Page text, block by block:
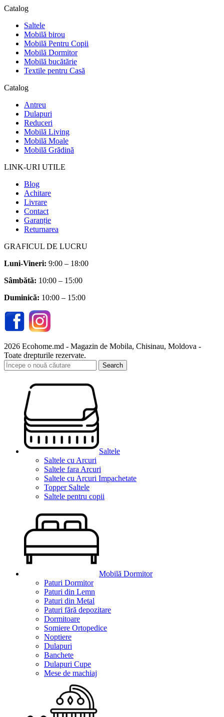
Catalog
Saltele
Mobilă birou
Mobilă Pentru Copii
Mobilă Dormitor
Mobilă bucătărie
Textile pentru Casă
Catalog
Antreu
Dulapuri
Reduceri
Mobilă Living
Mobilă Moale
Mobilă Grădină
LINK-URI UTILE
Blog
Achitare
Livrare
Contact
Garanție
Returnarea
GRAFICUL DE LUCRU
Luni-Vineri: 9:00 – 18:00
Sâmbătă: 10:00 – 15:00
Duminică: 10:00 – 15:00
2026 Ecohome.md - Magazin de Mobila, Chisinau, Moldova -
Toate drepturile rezervate.
Search
Saltele
Saltele cu Arcuri
Saltele fara Arcuri
Saltele cu Arcuri Impachetate
Topper Saltele
Saltele pentru copii
Mobilă Dormitor
Paturi Dormitor
Paturi din Lemn
Paturi din Metal
Paturi fără depozitare
Dormitoare
Somiere Ortopedice
Noptiere
Dulapuri
Banchete
Dulapuri Cupe
Mese de machiaj